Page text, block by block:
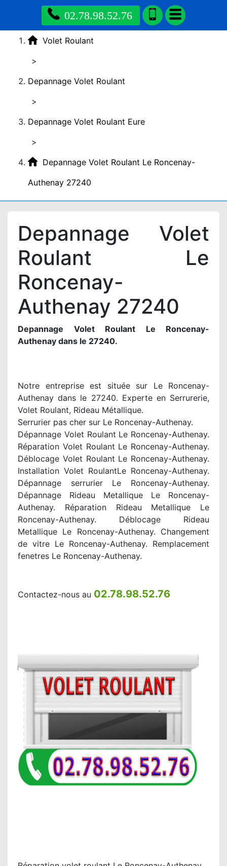
02.78.98.52.76
Volet Roulant
>
Depannage Volet Roulant
>
Depannage Volet Roulant Eure
>
Depannage Volet Roulant Le Roncenay-
Authenay 27240
Depannage Volet
Roulant Le
Roncenay-
Authenay 27240
Depannage Volet Roulant Le Roncenay-
Authenay dans le 27240.
Notre entreprise est située sur Le Roncenay-
Authenay dans le 27240. Experte en Serrurerie,
Volet Roulant, Rideau Métallique.
Serrurier pas cher sur Le Roncenay-Authenay.
Dépannage Volet Roulant Le Roncenay-Authenay.
Réparation Volet Roulant Le Roncenay-Authenay.
Déblocage Volet Roulant Le Roncenay-Authenay.
Installation Volet RoulantLe Roncenay-Authenay.
Dépannage serrurier Le Roncenay-Authenay.
Dépannage Rideau Metallique Le Roncenay-
Authenay. Réparation Rideau Metallique Le
Roncenay-Authenay. Déblocage Rideau
Metallique Le Roncenay-Authenay. Changement
de vitre Le Roncenay-Authenay. Remplacement
fenetres Le Roncenay-Authenay.
Contactez-nous au 02.78.98.52.76